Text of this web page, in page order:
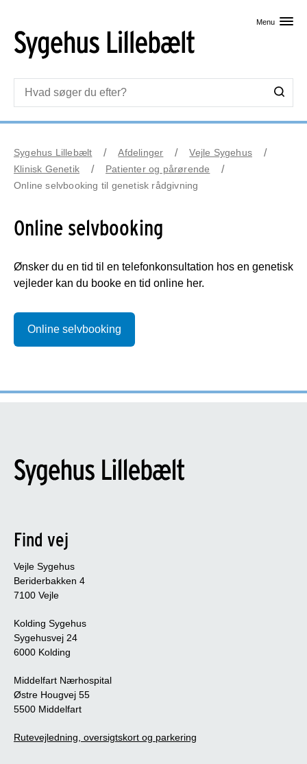
Menu
Sygehus Lillebælt Afdelinger
Vejle Sygehus
Klinisk Genetik
Patienter og pårørende
Online selvbooking til genetisk rådgivning
Online selvbooking
Ønsker du en tid til en telefonkonsultation hos en genetisk
vejleder kan du booke en tid online her.
Online selvbooking
Find vej
Vejle Sygehus
Beriderbakken 4
7100 Vejle
Kolding Sygehus
Sygehusvej 24
6000 Kolding
Middelfart Nærhospital
Østre Hougvej 55
5500 Middelfart
Rutevejledning, oversigtskort og parkering